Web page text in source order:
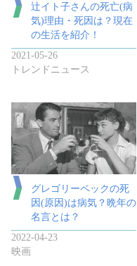
辻イト子さんの死亡(病
気)理由・死因は？現在
の生活を紹介！
2021-05-26
トレンドニュース
グレゴリーペックの死
因(原因)は病気？晩年の
名言とは？
2022-04-23
映画